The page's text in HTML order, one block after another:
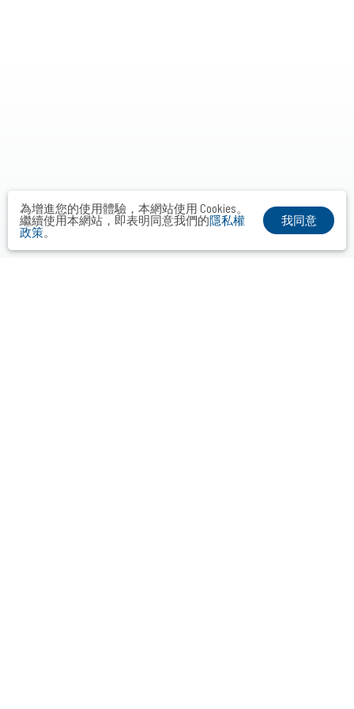
為增進您的使用體驗，本網站使用 Cookies。
繼續使用本網站，即表明同意我們的隱私權
政策。
我同意